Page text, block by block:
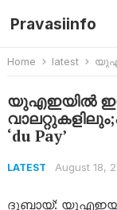
Pravasiinfo
Home latest
യുഎഇയിൽ
‘du Pay’
LATEST August 18,
ദുബായ്: